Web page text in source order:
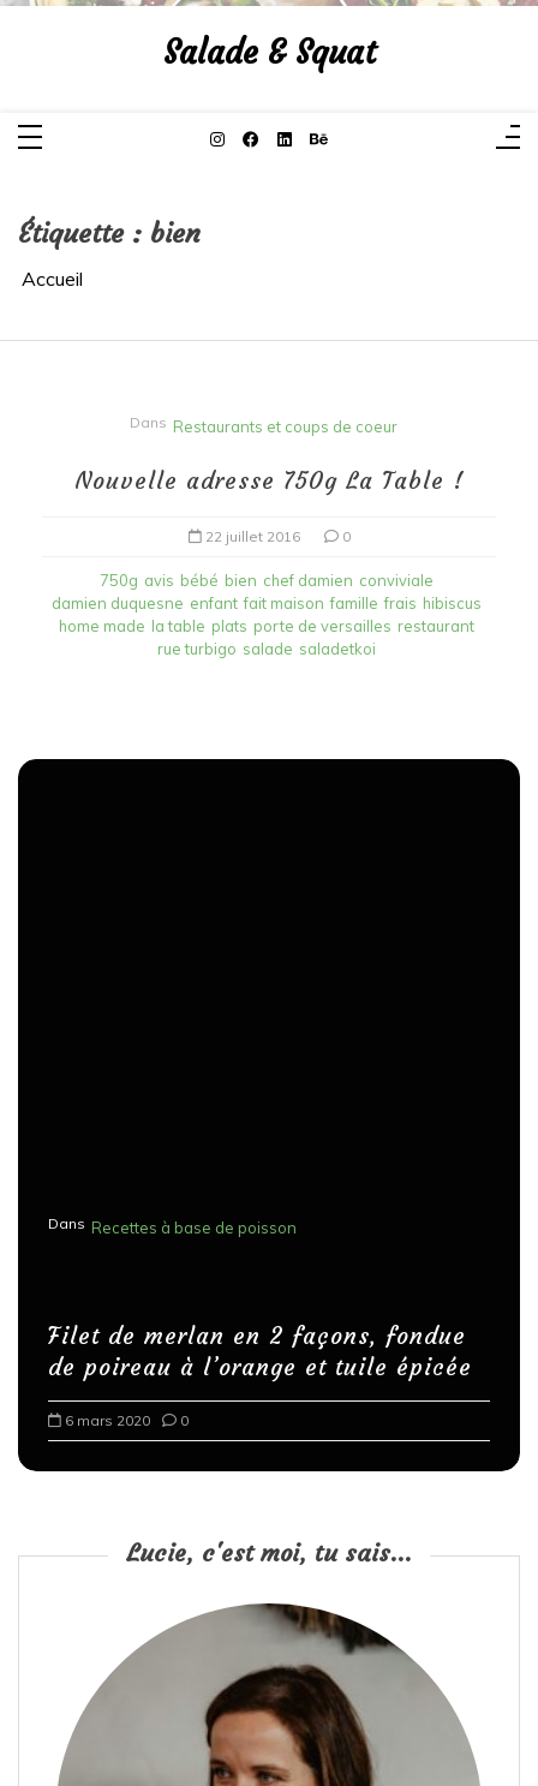
Aller
Salade & Squat
Étiquette : bien
Accueil
Dans Restaurants et coups de coeur
Nouvelle adresse 750g La Table !
22 juillet 2016 0
750g avis bébé bien chef damien conviviale
damien duquesne enfant fait maison famille frais hibiscus
home made la table plats porte de versailles restaurant
rue turbigo salade saladetkoi
Dans Recettes à base de poisson
Filet de merlan en 2 façons, fondue
de poireau à l’orange et tuile épicée
6 mars 2020 0
Lucie, c'est moi, tu sais...